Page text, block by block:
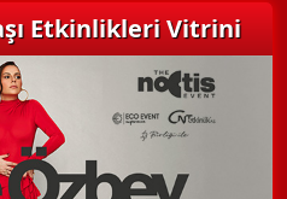
Etkinlikleri Vitrini